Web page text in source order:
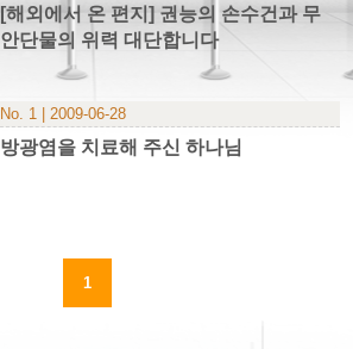
[해외에서 온 편지] 권능의 손수건과 무
안단물의 위력 대단합니다
No. 1 | 2009-06-28
방광염을 치료해 주신 하나님
1